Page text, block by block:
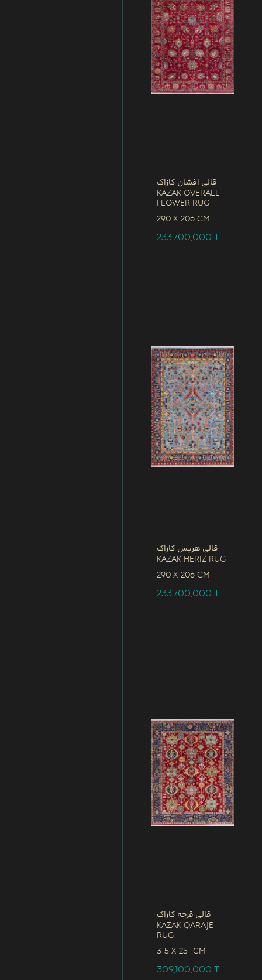
قالی افشان کازاک
Kazak Overall
Flower Rug
290 x 206 CM
233,700,000T
قالی هریس کازاک
Kazak Heriz Rug
290 x 206 CM
233,700,000T
قالی قرجه کازاک
Kazak Qarāje
Rug
315 x 251 CM
309,100,000T